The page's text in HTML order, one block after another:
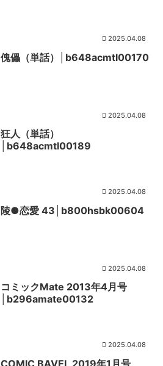
2025.04.08
傀儡（単話）│b648acmtl00170
2025.04.08
狂人（単話）
│b648acmtl00189
2025.04.08
陵●恋愛 43│b800hsbk00604
2025.04.08
コミックMate 2013年4月号
│b296amate00132
2025.04.08
COMIC BAVEL 2019年1月号